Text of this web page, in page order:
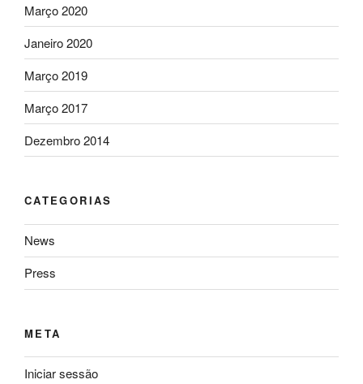
Março 2020
Janeiro 2020
Março 2019
Março 2017
Dezembro 2014
CATEGORIAS
News
Press
META
Iniciar sessão